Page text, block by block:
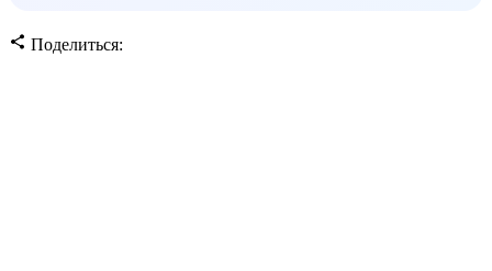
Поделиться: